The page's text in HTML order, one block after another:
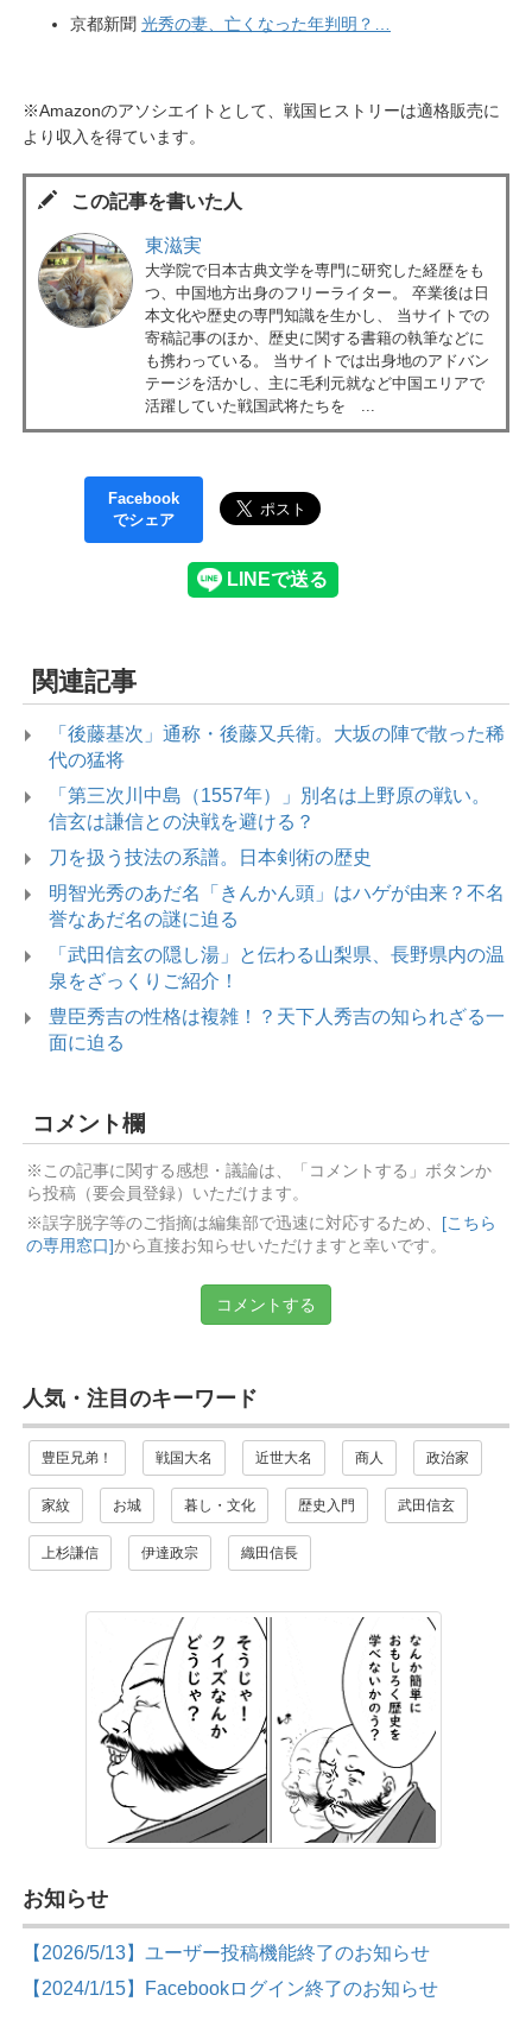
京都新聞 光秀の妻、亡くなった年判明？…
※Amazonのアソシエイトとして、戦国ヒストリーは適格販売に
より収入を得ています。
この記事を書いた人
東滋実
大学院で日本古典文学を専門に研究した経歴をも
つ、中国地方出身のフリーライター。 卒業後は日
本文化や歴史の専門知識を生かし、 当サイトでの
寄稿記事のほか、歴史に関する書籍の執筆などに
も携わっている。 当サイトでは出身地のアドバン
テージを活かし、主に毛利元就など中国エリアで
活躍していた戦国武将たちを ...
Facebook
でシェア
関連記事
「後藤基次」通称・後藤又兵衛。大坂の陣で散った稀
代の猛将
「第三次川中島（1557年）」別名は上野原の戦い。
信玄は謙信との決戦を避ける？
刀を扱う技法の系譜。日本剣術の歴史
明智光秀のあだ名「きんかん頭」はハゲが由来？不名
誉なあだ名の謎に迫る
「武田信玄の隠し湯」と伝わる山梨県、長野県内の温
泉をざっくりご紹介！
豊臣秀吉の性格は複雑！？天下人秀吉の知られざる一
面に迫る
コメント欄
※この記事に関する感想・議論は、「コメントする」ボタンか
ら投稿（要会員登録）いただけます。
※誤字脱字等のご指摘は編集部で迅速に対応するため、
[こちら
の専用窓口]から直接お知らせいただけますと幸いです。
コメントする
人気・注目のキーワード
豊臣兄弟！ 戦国大名 近世大名 商人 政治家
家紋 お城 暮し・文化 歴史入門 武田信玄
上杉謙信 伊達政宗 織田信長
お知らせ
【2026/5/13】ユーザー投稿機能終了のお知らせ
【2024/1/15】Facebookログイン終了のお知らせ